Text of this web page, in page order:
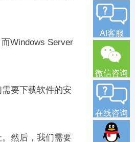
Windows Server
要下载软件的安
然后，我们需要
AI客服
微信咨询
在线咨询